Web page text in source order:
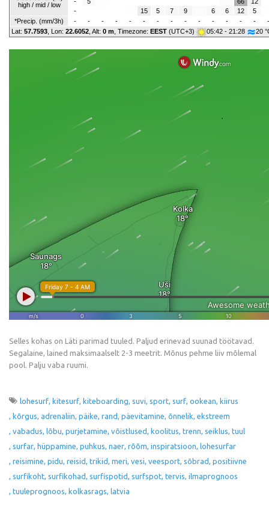
high / mid / low
-
15 5 7 9 6 6
12
5
*Precip. (mm/3h)
- - - - - - - - - - - - - -
-
Lat: 57.7593 , Lon: 22.6052 Alt: 0 m , Timezone: EEST (UTC+3) 05:42 - 21:28 20
Selles kohas on Läti parimad tuuled. Paljud erinevad suunad töötavad.
Segalaine, lained maksimaalselt 2-3 meetrit. Mõnus pehme liiv mõlemal
pool. Palju vaba ruumi.
lohesurf kitesurf kiteboarding suvi sport surf ookean
kiirus
kõrgus adrenaliin päike rand päevitamine õnnelik ekstreem
vabadus
lõbu purjetamine võistlused koolitus trenn seiklus tuul
surfar hüppamine puhkus naer rõõm inspiratsioon
lohesurfar
reisimine pidu reisid trikid meri vesi veesport sõbrad positiivne
surfikoht surfikohad surfispotid surfspot tervis ilmaprognoos
tuuleprognoos
kolkasrags latvia